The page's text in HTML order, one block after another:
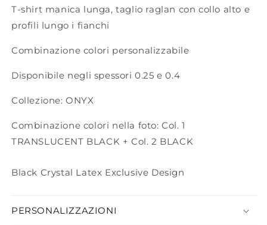
T-shirt manica lunga, taglio raglan con collo alto e
profili lungo i fianchi
Combinazione colori personalizzabile
Disponibile negli spessori 0.25 e 0.4
Collezione: ONYX
Combinazione colori nella foto: Col. 1
TRANSLUCENT BLACK + Col. 2 BLACK
Black Crystal Latex Exclusive Design
PERSONALIZZAZIONI